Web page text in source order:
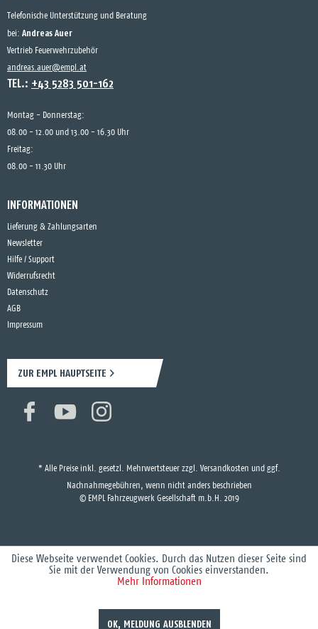
Telefonische Unterstützung und Beratung
bei: Andreas Auer
Vertrieb Feuerwehrzubehör
andreas.auer@empl.at
TEL.: +43 5283 501-162
Montag - Donnerstag:
08.00 - 12.00 und 13.00 - 16.30 Uhr
Freitag:
08.00 - 11.30 Uhr
INFORMATIONEN
Lieferung & Zahlungsarten
Newsletter
Hilfe / Support
Widerrufsrecht
Datenschutz
AGB
Impressum
ZUR EMPL HAUPTSEITE
* Alle Preise inkl. gesetzl. Mehrwertsteuer zzgl. Versandkosten und ggf.
Nachnahmegebühren, wenn nicht anders beschrieben
© EMPL Fahrzeugwerk Gesellschaft m.b.H. 2019
Diese Webseite verwendet Cookies. Durch das Nutzen dieser Seite sind
Sie mit der Verwendung von Cookies einverstanden.
Mehr Informationen
OK, MELDUNG AUSBLENDEN